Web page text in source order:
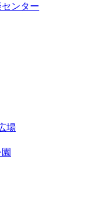
ンター
場